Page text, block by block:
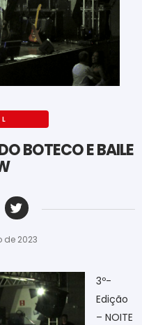
BOTECO E BAILE
de 2023
3º-
Edição
– NOITE